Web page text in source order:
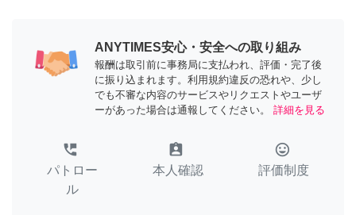
ANYTIMES安心・安全への取り組み
報酬は取引前に事務局に支払われ、評価・完了後
に振り込まれます。利用規約違反の恐れや、少し
でも不審な内容のサービスやリクエストやユーザ
ーがあった場合は通報してください。
詳細を見る
perm_phone_msg
パトロー
ル
assignment_ind
本人確認
tag_faces
評価制度